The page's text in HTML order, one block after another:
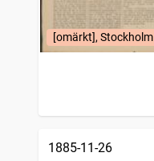
[omärkt], Stockholm
1885-11-26